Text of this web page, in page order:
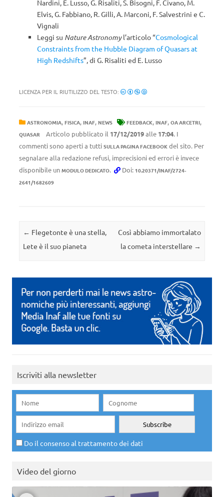
Nardini, E. Lusso, G. Risaliti, S. Bisogni, F. Civano, M.
Elvis, G. Fabbiano, R. Gilli, A. Marconi, F. Salvestrini e C.
Vignali
Leggi su Nature Astronomyl’articolo “Cosmological
Constraints from the Hubble Diagram of Quasars at
High Redshifts”, di G. Risaliti ed E. Lusso
LICENZA PER IL RIUTILIZZO DEL TESTO:
ASTRONOMIA, FISICA, INAF, NEWS FEEDBACK, INAF, OA ARCETRI,
QUASAR Articolo pubblicato il 17/12/2019alle 17:04. I
commenti sono aperti a tutti SULLA PAGINA FACEBOOK del sito. Per
segnalare alla redazione refusi, imprecisioni ed errori è invece
disponibile un MODULO DEDICATO. Doi: 10.20371/INAF/2724-
2641/1682609
Navigazione articolo
← Flegetonte è una stella,
Lete è il suo pianeta
Così abbiamo immortalato
la cometa interstellare →
Iscriviti alla newsletter
Do il consenso al trattamento dei dati
Video del giorno